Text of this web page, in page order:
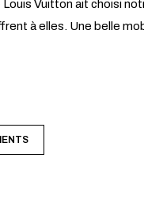
Vuitton ait choisi
à elles. Une belle